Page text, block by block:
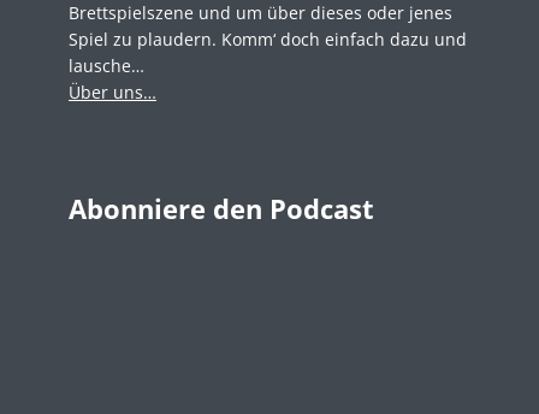
Brettspielszene und um über dieses oder jenes
Spiel zu plaudern. Komm‘ doch einfach dazu und
lausche…
Über uns…
Abonniere den Podcast